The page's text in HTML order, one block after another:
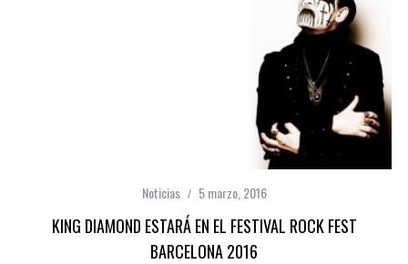
Noticias 5 marzo, 2016
KING DIAMOND ESTARÁ EN EL FESTIVAL ROCK FEST
BARCELONA 2016